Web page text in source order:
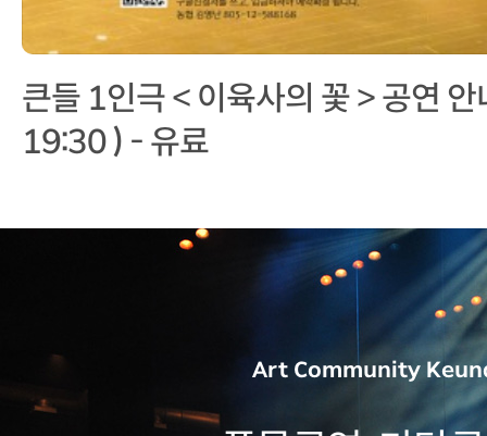
큰들 1인극 < 이육사의 꽃 > 공연
19:30 ) - 유료
Art Community